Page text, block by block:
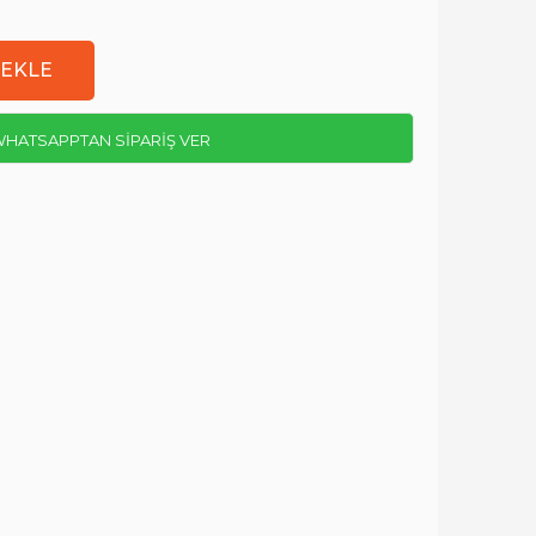
SİPARİŞ VER